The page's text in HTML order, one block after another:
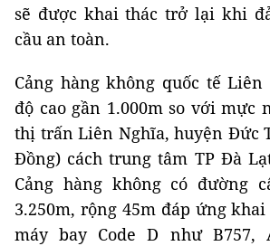
sẽ được khai thác trở lại khi
cầu an toàn.
Cảng hàng không quốc tế
độ cao gần 1.000m so với mực
thị trấn Liên Nghĩa, huyện Đức
Đồng) cách trung tâm TP Đà
Cảng hàng không có đường
3.250m, rộng 45m đáp ứng
máy bay Code D như B757,